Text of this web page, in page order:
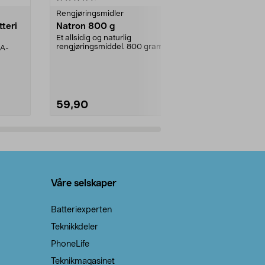
Rengjøringsmidler
Natron 800 g
Et allsidig og naturlig
rengjøringsmiddel. 800 gram
59,90
Våre selskaper
Batteriexperten
Teknikkdeler
PhoneLife
Teknikmagasinet